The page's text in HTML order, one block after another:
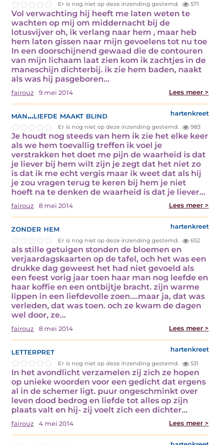
Er is nog niet op deze inzending gestemd. 571
Vol verwachting hij heeft me laten weten te
wachten op mij om middernacht bij de
lotusvijver oh, ik verlang naar hem , maar heb
hem laten gissen naar mijn gevoelens tot nu toe
In een doorschijnend gewaad die de contouren
van mijn lichaam laat zien kom ik zachtjes in de
maneschijn dichterbij. ik zie hem baden, naakt
als was hij pasgeboren…
fairouz 9 mei 2014 Lees meer >
man...liefde maakt blind hartenkreet
Er is nog niet op deze inzending gestemd. 983
Je houdt nog steeds van hem ik zie het elke keer
als we hem toevallig treffen ik voel je
verstrakken het doet me pijn de waarheid is dat
je liever bij hem wilt zijn je zegt dat het niet zo
is dat ik me echt vergis maar ik weet dat als hij
je zou vragen terug te keren bij hem je niet
hoeft na te denken de waarheid is dat je liever…
fairouz 8 mei 2014 Lees meer >
zonder hem hartenkreet
Er is nog niet op deze inzending gestemd. 652
als stille getuigen stonden de bloemen en
verjaardagskaarten op de tafel, och het was een
drukke dag geweest het had niet gevoeld als
een feest vorig jaar toen haar man nog leefde en
haar koffie en een ontbijtje bracht. zijn warme
lippen in een liefdevolle zoen….maar ja, dat was
verleden, dat was toen. och ze kwam de dagen
wel door, ze…
fairouz 8 mei 2014 Lees meer >
letterpret hartenkreet
Er is nog niet op deze inzending gestemd. 531
In het avondlicht verzamelen zij zich ze hopen
op unieke woorden voor een gedicht dat ergens
al in de schemer ligt. puur ongeschminkt over
leven dood bedrog en liefde tot alles op zijn
plaats valt en hij- zij voelt zich een dichter…
fairouz 4 mei 2014 Lees meer >